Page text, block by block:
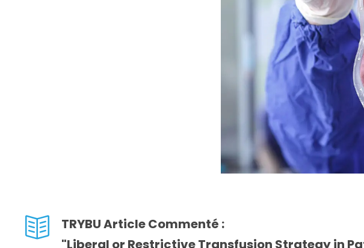
TRYBU Article Commenté :
"Liberal or Restrictive Transfusion Strategy in